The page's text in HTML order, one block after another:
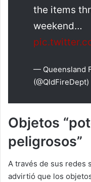
the items
weekend…
— Queensland
(@QldFireDept)
Objetos
peligrosos”
A través de sus redes
advirtió que los